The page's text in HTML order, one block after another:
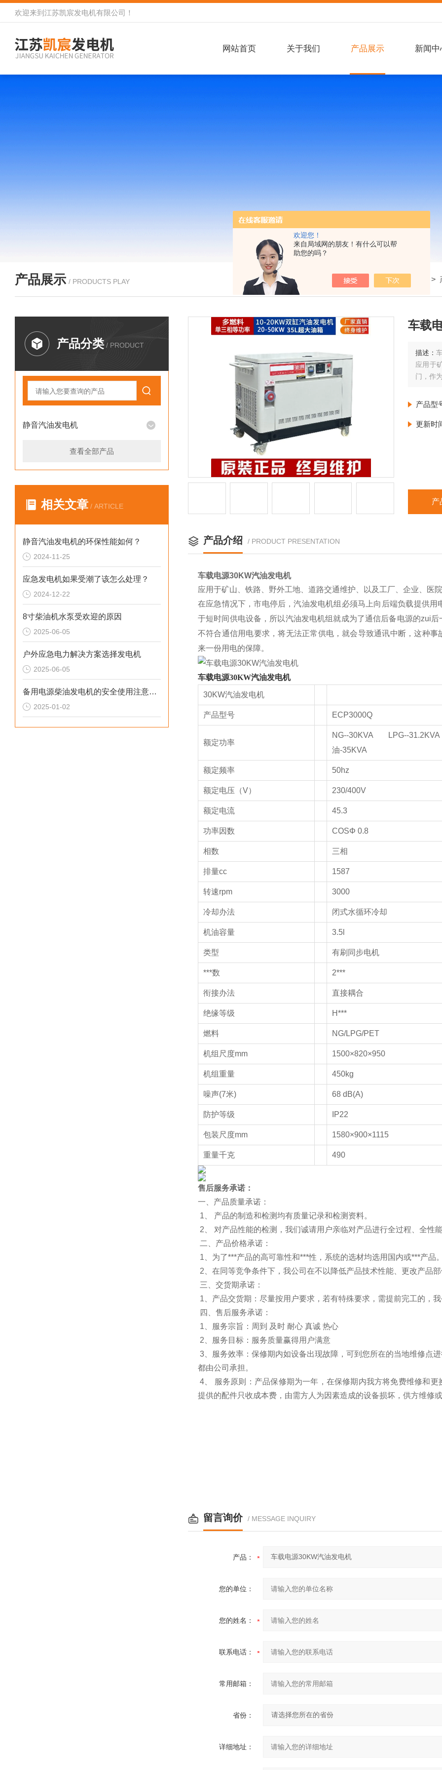
欢迎您！
来自局域网的朋友！有什么可以帮
助您的吗？
欢迎来到 江苏凯宸发电机有限公司 ！
网站首页 关于我们 产品展示 新闻中
产品展示 / PRODUCTS PLAY 我的位置： >
产品分类 / PRODUCT
静音汽油发电机
查看全部产品
相关文章 / ARTICLE
静音汽油发电机的环保性能如何？
2024-11-25
应急发电机如果受潮了该怎么处理？
2024-12-22
8寸柴油机水泵受欢迎的原因
2025-06-05
户外应急电力解决方案选择发电机
2025-06-05
备用电源柴油发电机的安全使用注意事项
2025-01-02
车载
描述：
应用于
门，作
产品型
更新时
产
产品介绍 / PRODUCT PRESENTATION
车载电源30KW汽油发电机
应用于矿山、铁路、野外工地、道路交通维护、以及工厂、企业、医
在应急情况下，市电停后，汽油发电机组必须马上向后端负载提供
于短时间供电设备，所以汽油发电机组就成为了通信后备电源的zui
不符合通信用电要求，将无法正常供电，就会导致通讯中断，这种
来一份用电的保障。
车载电源30KW汽油发电机
30KW汽油发电机
产品型号 ECP3000Q
额定功率
NG--30KVA LPG--
油-35KVA
额定频率 50hz
额定电压（V） 230/400V
额定电流 45.3
功率因数 COSΦ 0.8
相数 三相
排量cc 1587
转速rpm 3000
冷却办法 闭式水循环冷却
机油容量 3.5l
类型 有刷同步电机
***数 2***
衔接办法 直接耦合
绝缘等级 H***
燃料 NG/LPG/PET
机组尺度mm 1500×820×950
机组重量 450kg
噪声(7米) 68 dB(A)
防护等级 IP22
包装尺度mm 1580×900×1115
重量千克 490
售后服务承诺：
一、产品质量承诺：
1、 产品的制造和检测均有质量记录和检测资料。
2、 对产品性能的检测，我们诚请用户亲临对产品进行全过程、全性
二、产品价格承诺：
1、为了***产品的高可靠性和***性，系统的选材均选用国内或***产品
2、在同等竞争条件下，我公司在不以降低产品技术性能、更改产品
三、交货期承诺：
1、产品交货期：尽量按用户要求，若有特殊要求，需提前完工的，
四、售后服务承诺：
1、服务宗旨：周到 及时 耐心 真诚 热心
2、服务目标：服务质量赢得用户满意
3、服务效率：保修期内如设备出现故障，可到您所在的当地维修点
都由公司承担。
4、 服务原则：产品保修期为一年，在保修期内我方将免费维修和
提供的配件只收成本费，由需方人为因素造成的设备损坏，供方维修
留言询价 / MESSAGE INQUIRY
产品：
您的单位：
您的姓名：
联系电话：
常用邮箱：
省份：
详细地址：